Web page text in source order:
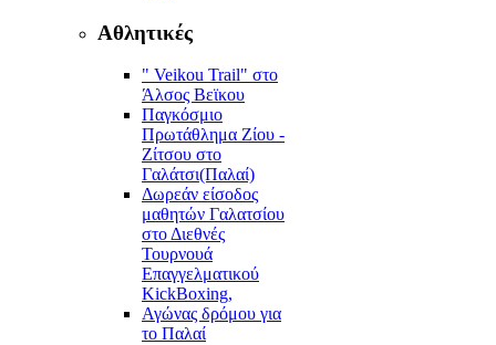
Αθλητικές
" Veikou Trail" στο
Άλσος Βεϊκου
Παγκόσμιο
Πρωτάθλημα Ζίου -
Ζίτσου στο
Γαλάτσι(Παλαί)
Δωρεάν είσοδος
μαθητών Γαλατσίου
στο Διεθνές
Τουρνουά
Επαγγελματικού
KickBoxing,
Αγώνας δρόμου για
το Παλαί